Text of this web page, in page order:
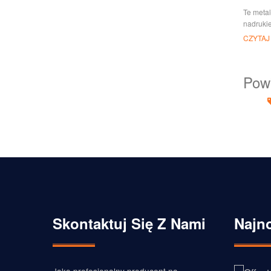
Te
Skontaktuj Się Z Nami